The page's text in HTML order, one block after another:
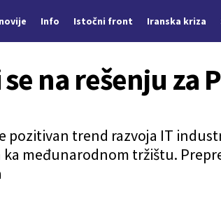
Info Istočni front Iranska kriza
na rešenju za
pozitivan trend razvoja IT
međunarodnom tržištu.